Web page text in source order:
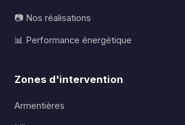
📷 Nos réalisations
📊 Performance énergétique
Zones d'intervention
Armentières